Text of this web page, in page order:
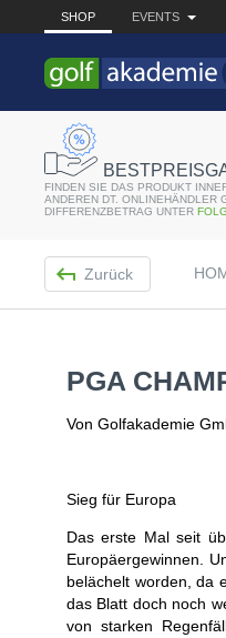
SHOP EVENTS
FINDEN SIE DAS PRODUKT
ANDEREN DT. ONLINEHÄNDLER
DIFFERENZBETRAG UNTER
Zurück
PGA
Von Golfakademie
Sieg für Europa
Das erste Mal seit
Europäergewinnen.
belächelt worden, da
das Blatt doch noch
von starken